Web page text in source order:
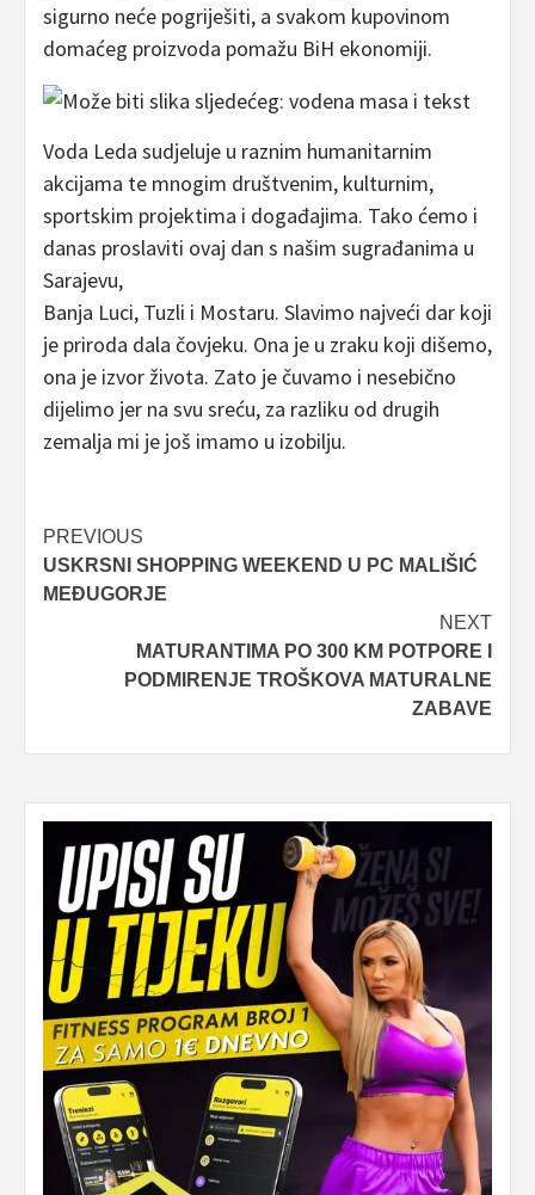
sigurno neće pogriješiti, a svakom kupovinom
domaćeg proizvoda pomažu BiH ekonomiji.
Voda Leda sudjeluje u raznim humanitarnim
akcijama te mnogim društvenim, kulturnim,
sportskim projektima i događajima. Tako ćemo i
danas proslaviti ovaj dan s našim sugrađanima u
Sarajevu,
Banja Luci, Tuzli i Mostaru. Slavimo najveći dar koji
je priroda dala čovjeku. Ona je u zraku koji dišemo,
ona je izvor života. Zato je čuvamo i nesebično
dijelimo jer na svu sreću, za razliku od drugih
zemalja mi je još imamo u izobilju.
Post
navigation
PREVIOUS
USKRSNI SHOPPING WEEKEND U PC MALIŠIĆ
MEĐUGORJE
NEXT
MATURANTIMA PO 300 KM POTPORE I
PODMIRENJE TROŠKOVA MATURALNE
ZABAVE